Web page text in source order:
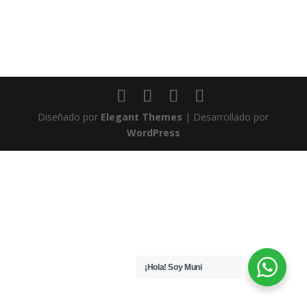
Diseñado por Elegant Themes | Desarrollado por
WordPress
¡Hola! Soy Muni